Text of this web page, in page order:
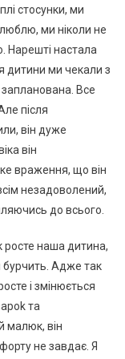
стосунки, ми
ми ніколи не
Нарешті настала
дитини ми чекали з
запланована. Все
після
він дуже
він
враження, що він
незадоволений,
до всього.
росте наша дитина,
бурчить. Адже так
і змінюється
та
малюк, він
не завдає. Я